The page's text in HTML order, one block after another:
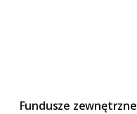
Fundusze zewnętrzne